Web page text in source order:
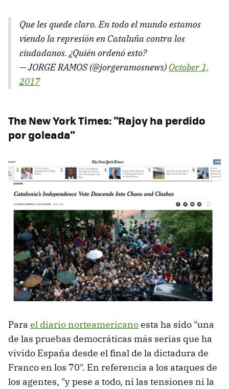
Que les quede claro. En todo el mundo estamos
viendo la represión en Cataluña contra los
ciudadanos. ¿Quién ordenó esto?
— JORGE RAMOS (@jorgeramosnews) October 1,
2017
The New York Times: "Rajoy ha perdido
por goleada"
Para el diario norteamericanoesta ha sido "una
de las pruebas democráticas más serias que ha
vivido España desde el final de la dictadura de
Franco en los 70". En referencia a los ataques de
los agentes, "y pese a todo, ni las tensiones ni la